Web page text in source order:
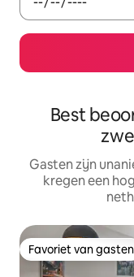
Best
Gasten zijn
kregen een
Favoriet van gasten
Favoriet van gasten